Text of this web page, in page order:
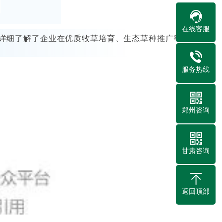
了解了企业在优质牧草培育、生态草种推广等
在线客服
服务热线
郑州咨询
甘肃咨询
返回顶部